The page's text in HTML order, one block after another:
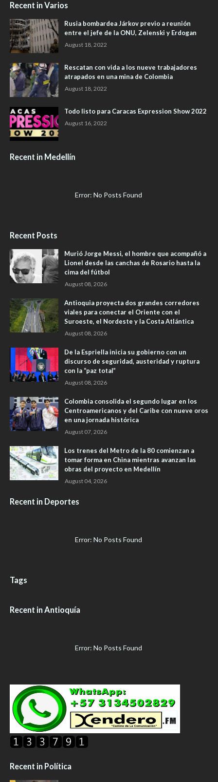
Recent in Varios
Rusia bombardea Járkov previo a reunión
entre el jefe de la ONU, Zelenski y Erdogan
August 18, 2022
Rescatan con vida a los nueve trabajadores
atrapados en una mina de Colombia
August 18, 2022
Todo listo para Caracas Expression Show 2022
August 16, 2022
Recent in Medellín
Error: No Posts Found
Recent Posts
Murió Jorge Messi, el hombre que acompañó a
Lionel desde las canchas de Rosario hasta la
cima del fútbol
August 08, 2026
Antioquia proyecta dos grandes corredores
viales para conectar el Oriente con el
Suroeste, el Nordeste y la Costa Atlántica
August 08, 2026
De la Espriella inicia su gobierno con un
discurso de seguridad, austeridad y ruptura
con la “paz total”
August 08, 2026
Colombia consolida el segundo lugar en los
Centroamericanos y del Caribe con nueve oros
en una jornada histórica
August 07, 2026
Los trenes del Metro de la 80 comienzan a
tomar forma en China mientras avanzan las
obras del proyecto en Medellín
August 04, 2026
Recent in Deportes
Error: No Posts Found
Tags
Recent in Antioquía
Error: No Posts Found
Recent in Política